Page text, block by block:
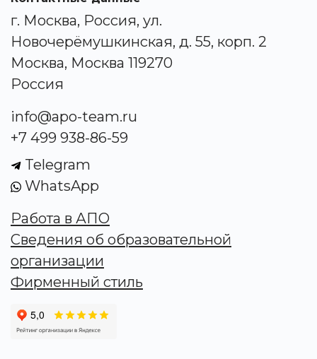
г. Москва, Россия, ул.
Новочерёмушкинская, д. 55, корп. 2
Москва, Москва 119270
Россия
info@apo-team.ru
+7 499 938-86-59
Telegram
WhatsApp
Работа в АПО
Сведения об образовательной
организации
Фирменный стиль